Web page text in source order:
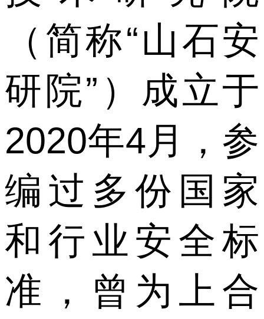
（简称“山石安
研院”）成立于
2020年4月，参
编过多份国家
和行业安全标
准，曾为上合